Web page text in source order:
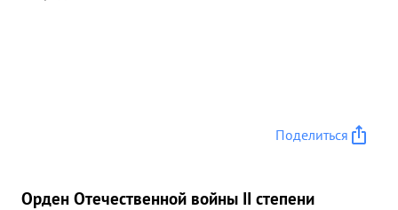
Поделиться
Орден Отечественной войны II степени